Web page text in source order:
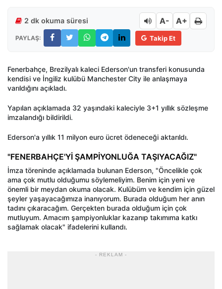
2 dk okuma süresi A- A+
PAYLAŞ: Takip Et
Fenerbahçe, Brezilyalı kaleci Ederson'un transferi konusunda
kendisi ve İngiliz kulübü Manchester City ile anlaşmaya
varıldığını açıkladı.
Yapılan açıklamada 32 yaşındaki kaleciyle 3+1 yıllık sözleşme
imzalandığı bildirildi.
Ederson'a yıllık 11 milyon euro ücret ödeneceği aktarıldı.
"FENERBAHÇE'Yİ ŞAMPİYONLUĞA TAŞIYACAĞIZ"
İmza töreninde açıklamada bulunan Ederson, "Öncelikle çok
ama çok mutlu olduğumu söylemeliyim. Benim için yeni ve
önemli bir meydan okuma olacak. Kulübüm ve kendim için güzel
şeyler yaşayacağımıza inanıyorum. Burada olduğum her anın
tadını çıkaracağım. Gerçekten burada olduğum için çok
mutluyum. Amacım şampiyonluklar kazanıp takımıma katkı
sağlamak olacak" ifadelerini kullandı.
- REKLAM -